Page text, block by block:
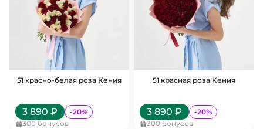
51 красно-белая роза Кения
3 890 ₽ -20%
300 бонусов
51 красная роза Кения
3 890 ₽ -20%
300 бонусов